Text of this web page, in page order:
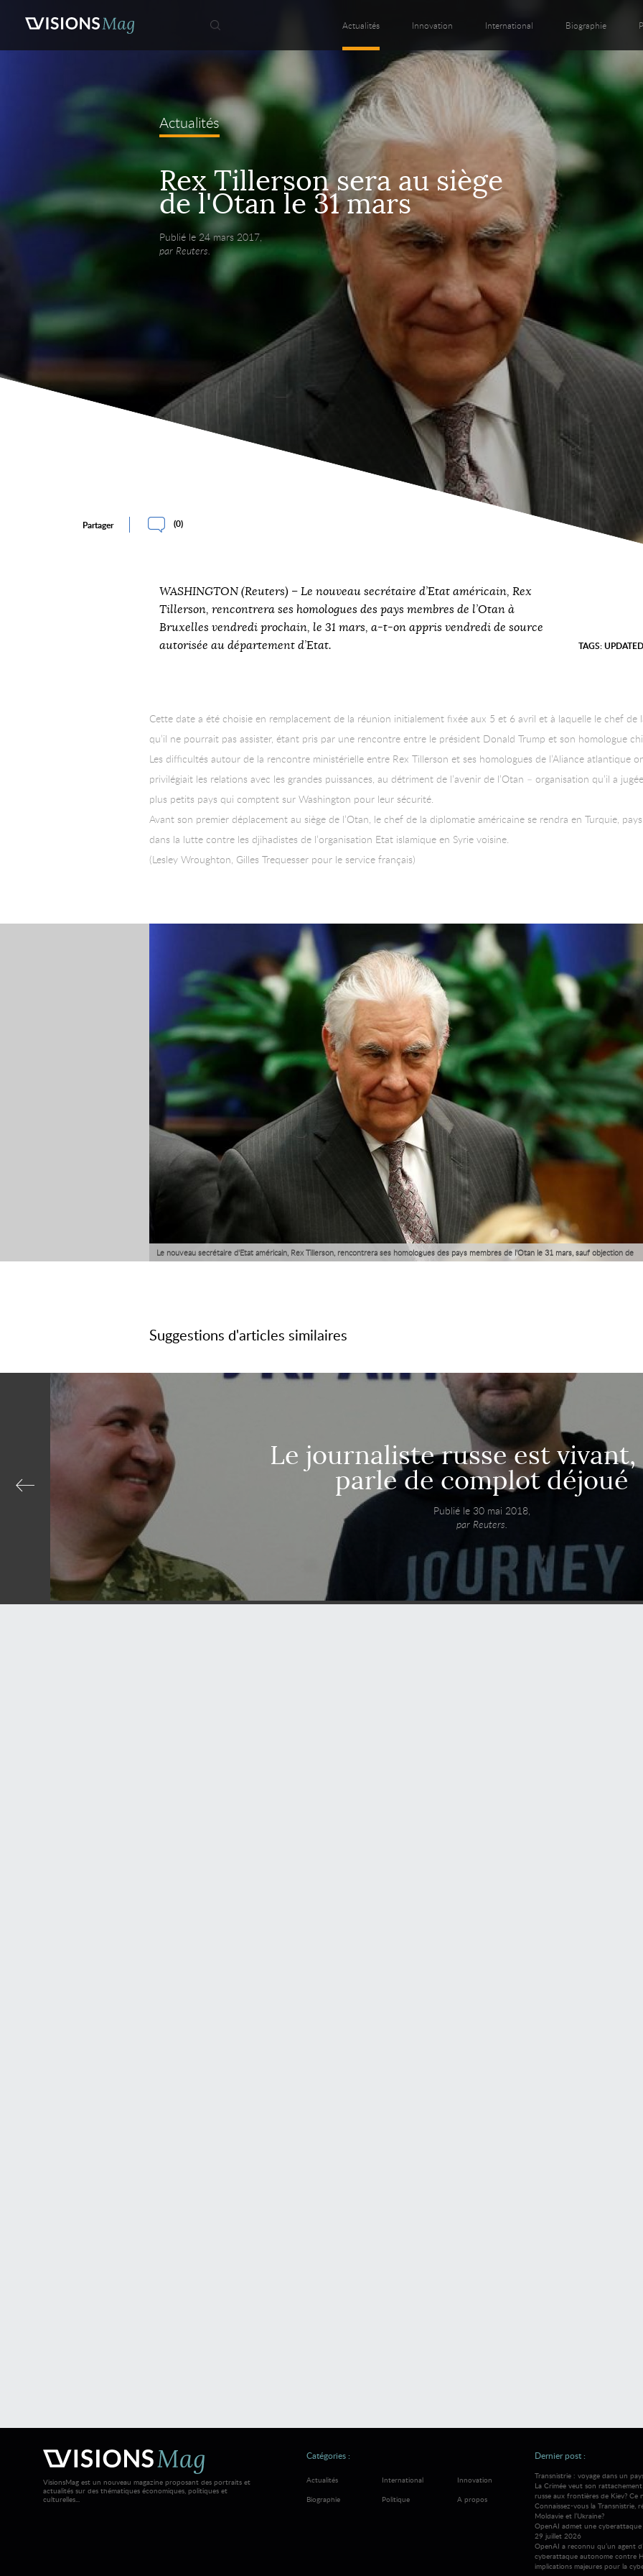
Actualités Innovation International Biographie
Actualités
Rex Tillerson sera au siège
de l'Otan le 31 mars
Publié le 24 mars 2017,
par Reuters.
Partager (0)
WASHINGTON (Reuters) – Le nouveau secrétaire d’Etat américain, Rex
Tillerson, rencontrera ses homologues des pays membres de l’Otan à
Bruxelles vendredi prochain, le 31 mars, a-t-on appris vendredi de source
autorisée au département d’Etat.
TAGS:
Cette date a été choisie en remplacement de la réunion initialement fixée aux 5 et 6 avril et à laquelle le chef de
qu’il ne pourrait pas assister, étant pris par une rencontre entre le président Donald Trump et son homologue
Les difficultés autour de la rencontre ministérielle entre Rex Tillerson et ses homologues de l’Aliance atlantique
privilégiait les relations avec les grandes puissances, au détriment de l’avenir de l’Otan – organisation qu’il a
plus petits pays qui comptent sur Washington pour leur sécurité.
Avant son premier déplacement au siège de l’Otan, le chef de la diplomatie américaine se rendra en Turquie,
dans la lutte contre les djihadistes de l’organisation Etat islamique en Syrie voisine.
(Lesley Wroughton, Gilles Trequesser pour le service français)
Le nouveau secrétaire d'Etat américain, Rex Tillerson, rencontrera ses homologues des pays membres de l'Otan le 31 mars, sauf objection de
Suggestions d'articles similaires
Le journaliste russe est vivant,
parle de complot déjoué
Publié le 30 mai 2018,
par Reuters.
VisionsMag est un nouveau magazine proposant des portraits et
actualités sur des thématiques économiques, politiques et
culturelles...
Catégories :
Actualités International
Innovation
Biographie
Politique A propos
Dernier post :
Transnistrie : voyage dans un
La Crimée veut son
russe aux frontières de Kiev? Ce
Connaissez-vous la Transnistrie,
Moldavie et l’Ukraine?
OpenAI admet une
29 juillet 2026
OpenAI a reconnu qu’un agent
cyberattaque autonome contre
implications majeures pour la